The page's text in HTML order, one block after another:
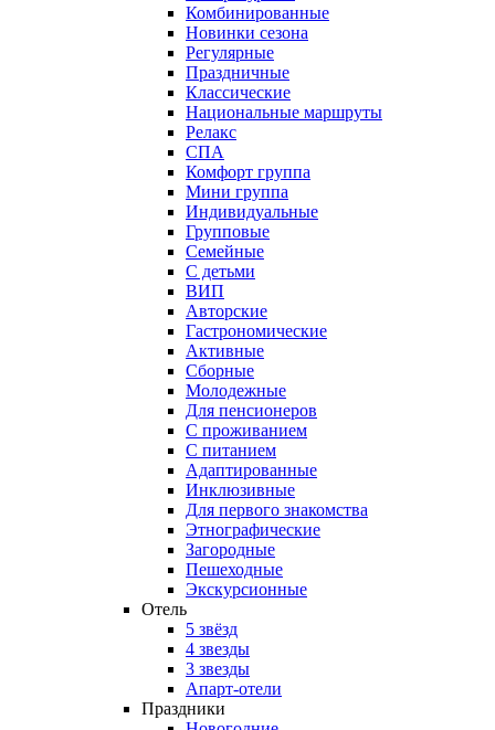
Комбинированные
Новинки сезона
Регулярные
Праздничные
Классические
Национальные маршруты
Релакс
СПА
Комфорт группа
Мини группа
Индивидуальные
Групповые
Семейные
С детьми
ВИП
Авторские
Гастрономические
Активные
Сборные
Молодежные
Для пенсионеров
С проживанием
С питанием
Адаптированные
Инклюзивные
Для первого знакомства
Этнографические
Загородные
Пешеходные
Экскурсионные
Отель
5 звёзд
4 звезды
3 звезды
Апарт-отели
Праздники